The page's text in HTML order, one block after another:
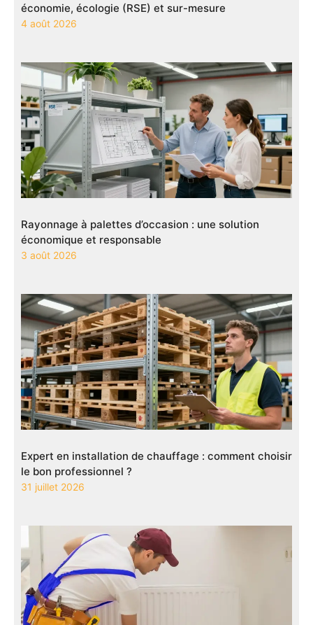
économie, écologie (RSE) et sur-mesure
4 août 2026
Rayonnage à palettes d’occasion : une solution
économique et responsable
3 août 2026
Expert en installation de chauffage : comment choisir
le bon professionnel ?
31 juillet 2026